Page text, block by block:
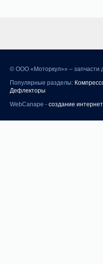
© ООО «Моторкул»» – запчасти
Популярные разделы:
Дефлекторы
WebCanape - создание